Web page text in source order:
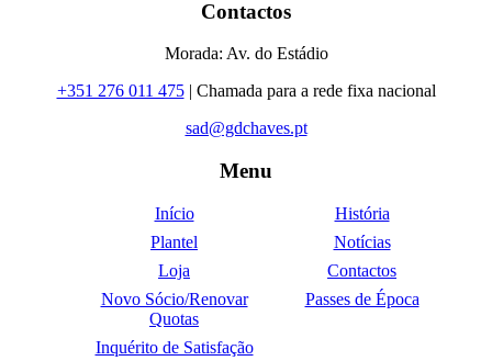
Contactos
Morada: Av. do Estádio
+351 276 011 475| Chamada para a rede fixa nacional
sad@gdchaves.pt
Menu
Início
História
Plantel
Notícias
Loja
Contactos
Novo Sócio/Renovar
Quotas
Passes de Época
Inquérito de Satisfação